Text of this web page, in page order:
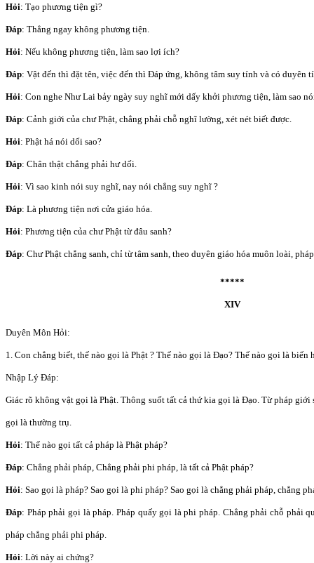
Hỏi: Tạo phương tiện gì?
Đáp: Thẳng ngay không phương tiện.
Hỏi: Nếu không phương tiện, làm sao lợi ích?
Đáp: Vật đến thì đặt tên, việc đến thì Đáp ứng, không tâm suy tính và có duyên
Hỏi: Con nghe Như Lai bảy ngày suy nghĩ mới dấy khởi phương tiện, làm sao
Đáp: Cảnh giới của chư Phật, chẳng phải chỗ nghĩ lường, xét nét biết được.
Hỏi: Phật há nói dối sao?
Đáp: Chân thật chẳng phải hư dối.
Hỏi: Vì sao kinh nói suy nghĩ, nay nói chẳng suy nghĩ ?
Đáp: Là phương tiện nơi cửa giáo hóa.
Hỏi: Phương tiện của chư Phật từ đâu sanh?
Đáp: Chư Phật chẳng sanh, chỉ từ tâm sanh, theo duyên giáo hóa muôn loài,
*****
XIV
Duyên Môn Hỏi:
1. Con chẳng biết, thế nào gọi là Phật ? Thế nào gọi là Đạo? Thế nào gọi là biến
Nhập Lý Đáp:
Giác rõ không vật gọi là Phật. Thông suốt tất cả thứ kia gọi là Đạo. Từ pháp giới
gọi là thường trụ.
Hỏi: Thế nào gọi tất cả pháp là Phật pháp?
Đáp: Chẳng phải pháp, Chẳng phải phi pháp, là tất cả Phật pháp?
Hỏi: Sao gọi là pháp? Sao gọi là phi pháp? Sao gọi là chẳng phải pháp, chẳng
Đáp: Pháp phải gọi là pháp. Pháp quấy gọi là phi pháp. Chẳng phải chỗ phải
pháp chẳng phải phi pháp.
Hỏi: Lời này ai chứng?